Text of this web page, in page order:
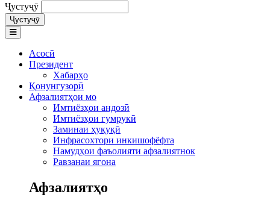
Ҷустуҷӯ
Асосӣ
Президент
Хабарҳо
Қонунгузорӣ
Афзалиятҳои мо
Имтиёзҳои андозӣ
Имтиёзҳои гумрукӣ
Заминаи ҳуқуқӣ
Инфрасохтори инкишофёфта
Намудҳои фаъолияти афзалиятнок
Равзанаи ягона
Афзалиятҳо